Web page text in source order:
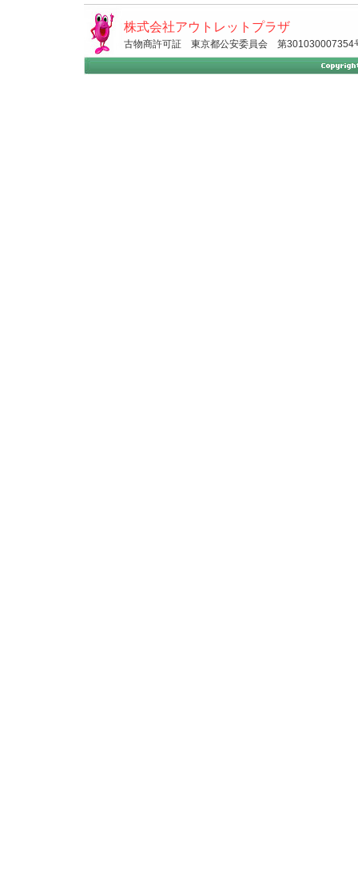
株式会社アウトレットプラザ
古物商許可証 東京都公安委員会 第301030007354